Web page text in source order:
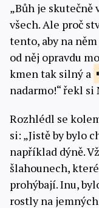
„Bůh je
všech. Ale proč
tento, aby na
od něj opravdu
kmen tak silný a
nadarmo!“ řekl si
Rozhlédl se
si: „Jistě by bylo
například dýně.
šlahounech,
prohýbají. Inu,
rostly na